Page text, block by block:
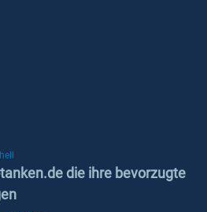
die ihre bevorzugte